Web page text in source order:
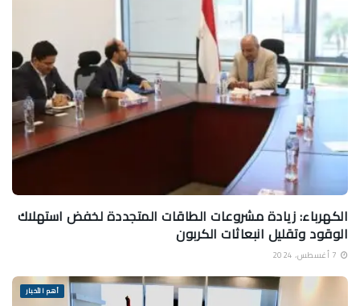
الكهرباء: زيادة مشروعات الطاقات المتجددة لخفض استهلاك
الوقود وتقليل انبعاثات الكربون
أهم الأخبار